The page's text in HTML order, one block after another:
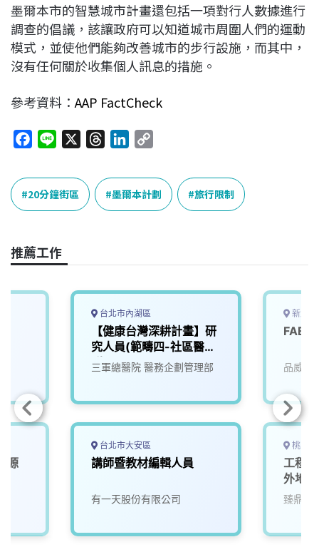
墨爾本市的智慧城市計畫還包括一項對行人數據進行
調查的倡議，該讓政府可以知道城市周圍人們的運動
模式，並使他們能夠改善城市的步行設施，而其中，
沒有任何關於收集個人訊息的措施。
參考資料：AAP FactCheck
c
e
b
o
k
n
e
r
e
a
n
k
e
n
p
y
L
k
20分鐘街區 墨爾本計劃 旅行限制
推薦工作
源
台北市內湖區
【健康台灣深耕計畫】研
究人員(範疇四-社區醫療
群B2-0001-34)
三軍總醫院 醫務企劃管理部
台北市大安區
講師暨教材編輯人員
有一天股份有限公司
新北
FAE
品威電
桃園
工程-
外地
臻鼎科